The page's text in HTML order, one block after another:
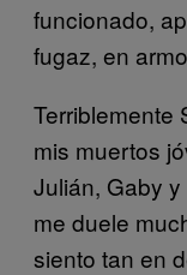
funcionado,
fugaz, en
Terriblemente
mis muertos
Julián, Gaby
me duele
siento tan en